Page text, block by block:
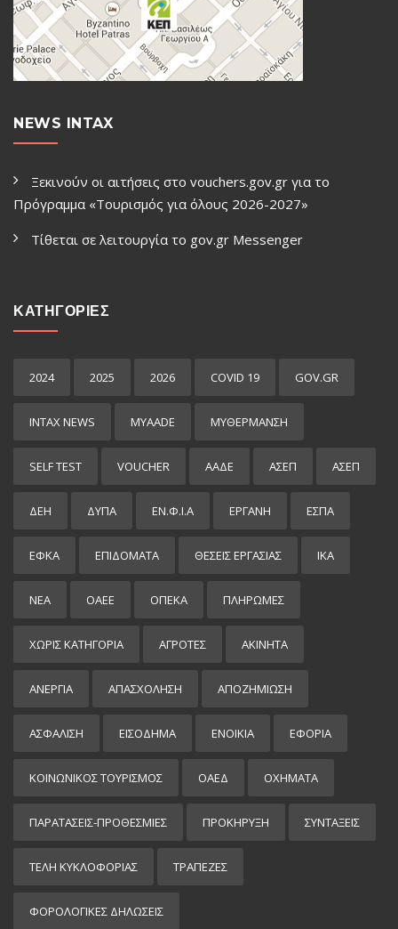
NEWS INTAX
Ξεκινούν οι αιτήσεις στο vouchers.gov.gr για το
Πρόγραμμα «Τουρισμός για όλους 2026-2027»
Τίθεται σε λειτουργία το gov.gr Μessenger
ΚΑΤΗΓΟΡΙΕΣ
2024 2025 2026 COVID 19 GOV.GR
INTAX NEWS MYAADE MYΘΈΡΜΑΝΣΗ
SELF TEST VOUCHER ΑΑΔΕ ΑΣΕΠ ΑΣΕΠ
ΔΕΗ ΔΥΠΑ ΕΝ.Φ.Ι.Α ΕΡΓΑΝΗ ΕΣΠΑ
ΕΦΚΑ ΕΠΙΔΌΜΑΤΑ ΘΕΣΕΙΣ ΕΡΓΑΣΙΑΣ ΙΚΑ
ΝΕΑ ΟΑΕΕ ΟΠΕΚΑ ΠΛΗΡΩΜΕΣ
ΧΩΡΊΣ ΚΑΤΗΓΟΡΊΑ ΑΓΡΟΤΕΣ ΑΚΙΝΗΤΑ
ΑΝΕΡΓΙΑ ΑΠΑΣΧΟΛΗΣΗ ΑΠΟΖΗΜΙΩΣΗ
ΑΣΦΑΛΙΣΗ ΕΙΣΌΔΗΜΑ ΕΝΟΙΚΙΑ ΕΦΟΡΙΑ
ΚΟΙΝΩΝΙΚΟΣ ΤΟΥΡΙΣΜΟΣ ΟΑΕΔ ΟΧΗΜΑΤΑ
ΠΑΡΑΤΑΣΕΙΣ-ΠΡΟΘΕΣΜΙΕΣ ΠΡΟΚΉΡΥΞΗ ΣΥΝΤΑΞΕΙΣ
ΤΕΛΗ ΚΥΚΛΟΦΟΡΙΑΣ ΤΡΑΠΕΖΕΣ
ΦΟΡΟΛΟΓΙΚΕΣ ΔΗΛΩΣΕΙΣ